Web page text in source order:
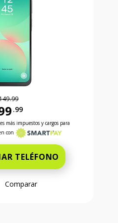
.99
dollars and 99 cents
más impuestos y cargos para
con
TELÉFONO
Comparar